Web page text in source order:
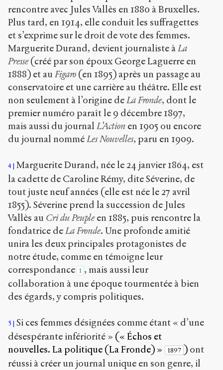
rencontre avec Jules Vallès en 1880 à Bruxelles.
Plus tard, en 1914, elle conduit les suffragettes
et s’exprime sur le droit de vote des femmes.
Marguerite Durand, devient journaliste àLa
Presse(créé par son époux George Laguerre en
1888) et au Figaro (en 1895) après un passage au
conservatoire et une carrière au théâtre. Elle est
non seulement à l’origine deLa Fronde, dont le
premier numéro paraît le 9 décembre 1897,
mais aussi du journal L’Action en 1905 ou encore
du journal nomméLes Nouvelles, paru en 1909.
4
Marguerite Durand, née le 24 janvier 1864, est
la cadette de Caroline Rémy, dite Séverine, de
tout juste neuf années (elle est née le 27 avril
1855). Séverine prend la succession de Jules
Vallès au Cri du Peupleen 1885, puis rencontre la
fondatrice deLa Fronde. Une profonde amitié
unira les deux principales protagonistes de
notre étude, comme en témoigne leur
correspondance 1 , mais aussi leur
collaboration à une époque tourmentée à bien
des égards, y compris politiques.
5 Si ces femmes désignées comme étant « d’une
désespérante infériorité » (« Échos et
nouvelles. La politique (La Fronde) »
1897 ) ont
réussi à créer un journal unique en son genre, il